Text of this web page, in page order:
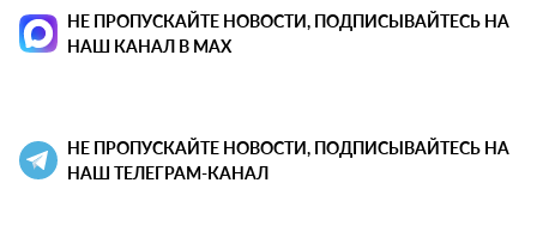
НЕ ПРОПУСКАЙТЕ НОВОСТИ, ПОДПИСЫВАЙТЕСЬ НА
НАШ КАНАЛ В MAX
НЕ ПРОПУСКАЙТЕ НОВОСТИ, ПОДПИСЫВАЙТЕСЬ НА
НАШ ТЕЛЕГРАМ-КАНАЛ